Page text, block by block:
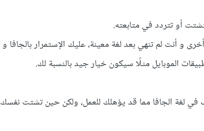
أو تتردد في متابعته.
و أنت لم تنهي بعد لغة معينة، عليك الإستمرار بالجافا و
الموبايل مثلًا سيكون خيار جيد بالنسبة لك.
في لغة الجافا مما قد يؤهلك للعمل، ولكن حين تشتت نفسك